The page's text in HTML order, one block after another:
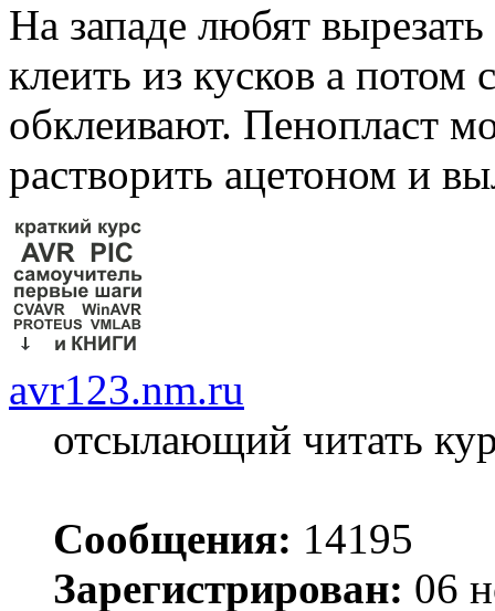
На западе любят
клеить из кусков а потом
обклеивают. Пенопласт
растворить ацетоном и
avr123.nm.ru
отсылающий читать
Сообщения: 14195
Зарегистрирован: 06